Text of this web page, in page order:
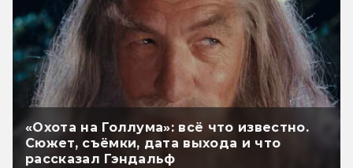
«Охота на Голлума»: всё что известно.
Сюжет, съёмки, дата выхода и что
рассказал Гэндальф